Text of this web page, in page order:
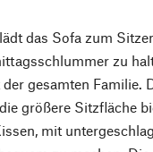
das Sofa zum
zu
gesamten Familie.
größere Sitzfläche
mit